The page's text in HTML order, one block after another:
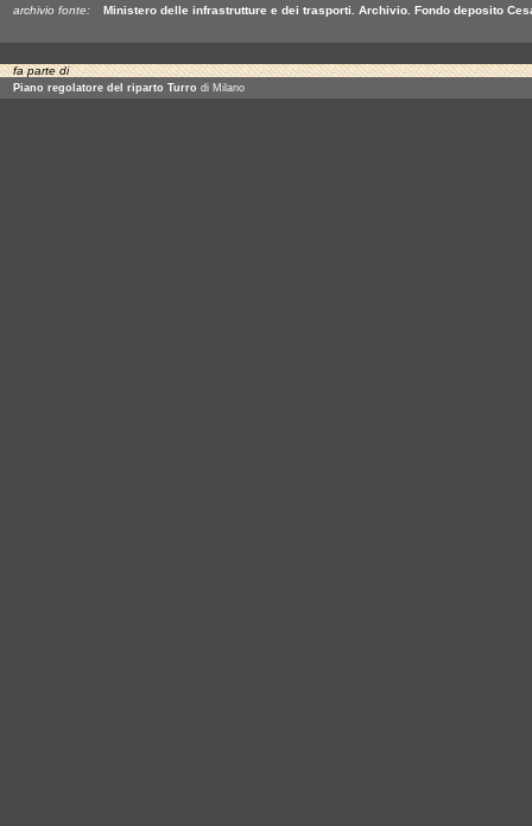
archivio fonte:
Ministero delle infrastrutture e dei trasporti. Archivio. Fondo deposito
fa parte di
Piano regolatore del riparto Turro di Milano